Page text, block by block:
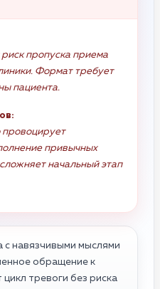
пропуска приема
Формат требует
пациента.
привычных
начальный этап
с навязчивыми мыслями
обращение к
тревоги без риска